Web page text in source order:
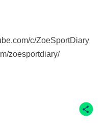
c/ZoeSportDiary
zoesportdiary/